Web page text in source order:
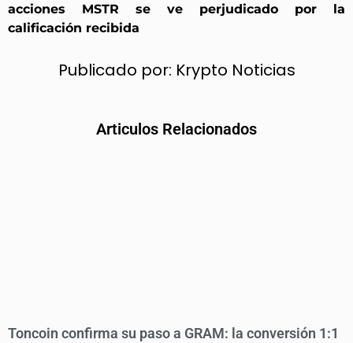
acciones MSTR se ve perjudicado por la
calificación recibida
Publicado por: Krypto Noticias
Articulos Relacionados
Toncoin confirma su paso a GRAM: la conversión 1:1